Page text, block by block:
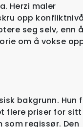
Herzi maler
opp
seg selv, enn å
om å vokse
bakgrunn. Hun
flere priser for sitt
regissør. Den